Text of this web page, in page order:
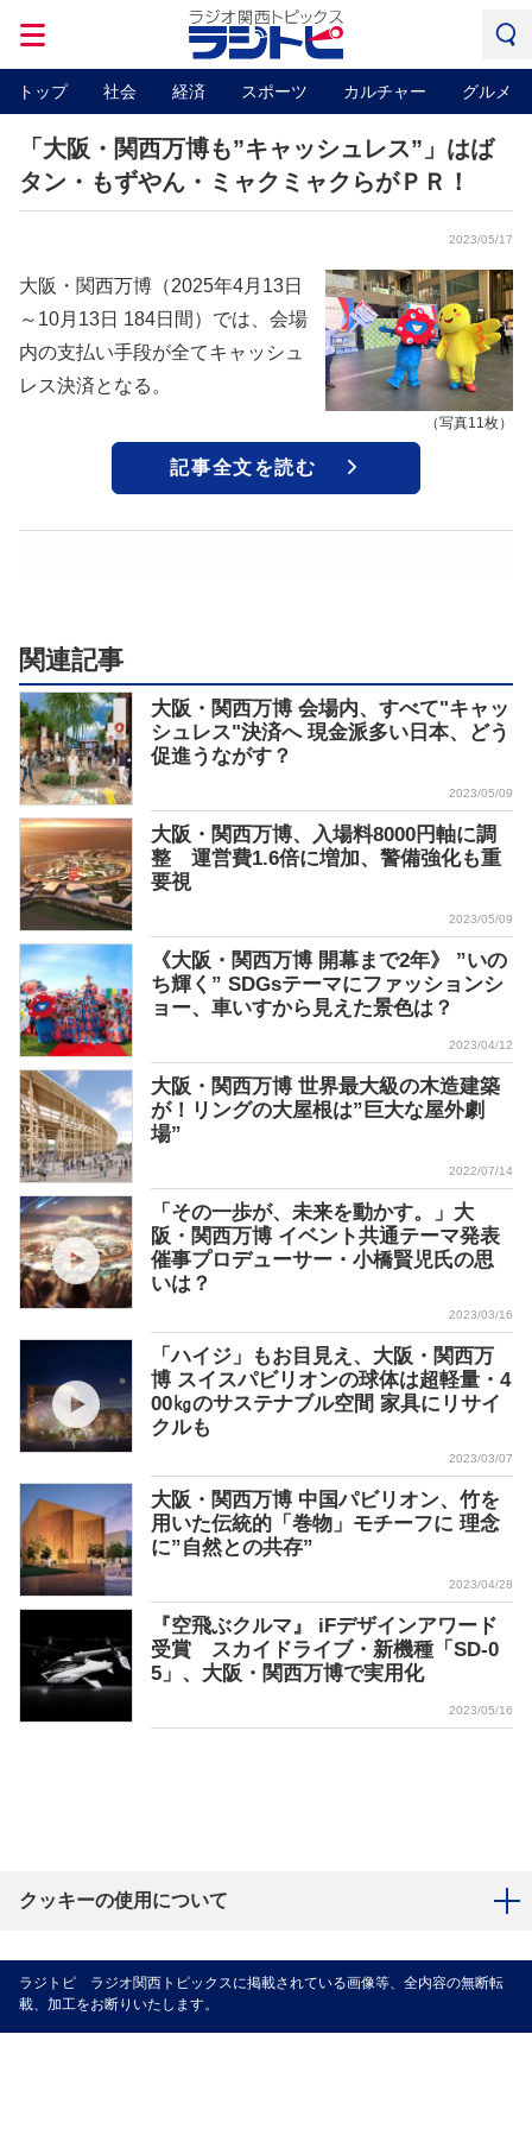
トップ 社会 経済 スポーツ カルチャー グルメ
「大阪・関西万博も”キャッシュレス”」はば
タン・もずやん・ミャクミャクらがＰＲ！
2023/05/17
（写真11枚）
大阪・関西万博（2025年4月13日
～10月13日 184日間）では、会場
内の支払い手段が全てキャッシュ
レス決済となる。
記事全文を読む
関連記事
大阪・関西万博 会場内、すべて"キャッ
シュレス"決済へ 現金派多い日本、どう
促進うながす？
2023/05/09
大阪・関西万博、入場料8000円軸に調
整 運営費1.6倍に増加、警備強化も重
要視
2023/05/09
《大阪・関西万博 開幕まで2年》 ”いの
ち輝く” SDGsテーマにファッションシ
ョー、車いすから見えた景色は？
2023/04/12
大阪・関西万博 世界最大級の木造建築
が！リングの大屋根は”巨大な屋外劇
場”
2022/07/14
「その一歩が、未来を動かす。」大
阪・関西万博 イベント共通テーマ発表
催事プロデューサー・小橋賢児氏の思
いは？
2023/03/16
「ハイジ」もお目見え、大阪・関西万
博 スイスパビリオンの球体は超軽量・4
00㎏のサステナブル空間 家具にリサイ
クルも
2023/03/07
大阪・関西万博 中国パビリオン、竹を
用いた伝統的「巻物」モチーフに 理念
に”自然との共存”
2023/04/28
『空飛ぶクルマ』 iFデザインアワード
受賞 スカイドライブ・新機種「SD-0
5」、大阪・関西万博で実用化
2023/05/16
クッキーの使用について
ラジトピ ラジオ関西トピックスに掲載されている画像等、全内容の無断転
載、加工をお断りいたします。